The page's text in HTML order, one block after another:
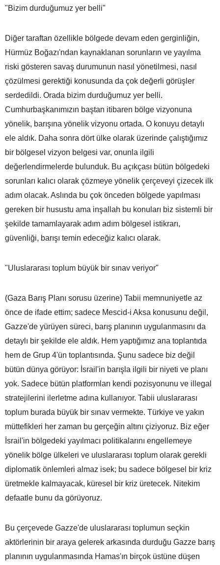
"Bizim durduğumuz yer belli"
Diğer taraftan özellikle bölgede devam eden gerginliğin,
Hürmüz Boğazı'ndan kaynaklanan sorunların ve yayılma
riski gösteren savaş durumunun nasıl yönetilmesi, nasıl
çözülmesi gerektiği konusunda da çok değerli görüşler
serdedildi. Orada bizim durduğumuz yer belli.
Cumhurbaşkanımızın baştan itibaren bölge vizyonuna
yönelik, barışına yönelik vizyonu ortada. O konuyu detaylı
ele aldık. Daha sonra dört ülke olarak üzerinde çalıştığımız
bir bölgesel vizyon belgesi var, onunla ilgili
değerlendirmelerde bulunduk. Bu açıkçası bütün bölgedeki
sorunları kalıcı olarak çözmeye yönelik çerçeveyi çizecek ilk
adım olacak. Aslında bu çok önceden bölgede yapılması
gereken bir husustu ama inşallah bu konuları biz sistemli bir
şekilde tamamlayarak adım adım bölgesel istikrarı,
güvenliği, barışı temin edeceğiz kalıcı olarak.
"Uluslararası toplum büyük bir sınav veriyor"
(Gaza Barış Planı sorusu üzerine) Tabii memnuniyetle az
önce de ifade ettim; sadece Mescid-i Aksa konusunu değil,
Gazze'de yürüyen süreci, barış planının uygulanmasını da
detaylı bir şekilde ele aldık. Hem yaptığımız ana toplantıda
hem de Grup 4'ün toplantısında. Şunu sadece biz değil
bütün dünya görüyor: İsrail'in barışla ilgili bir niyeti ve planı
yok. Sadece bütün platformları kendi pozisyonunu ve illegal
stratejilerini ilerletme adına kullanıyor. Tabii uluslararası
toplum burada büyük bir sınav vermekte. Türkiye ve yakın
müttefikleri her zaman bu gerçeğin altını çiziyoruz. Biz eğer
İsrail'in bölgedeki yayılmacı politikalarını engellemeye
yönelik bölge ülkeleri ve uluslararası toplum olarak gerekli
diplomatik önlemleri almaz isek; bu sadece bölgesel bir kriz
üretmekle kalmayacak, küresel bir kriz üretecek. Nitekim
defaatle bunu da görüyoruz.
Bu çerçevede Gazze'de uluslararası toplumun seçkin
aktörlerinin bir araya gelerek arkasında durduğu Gazze barış
planının uygulanmasında Hamas'ın birçok üstüne düşen